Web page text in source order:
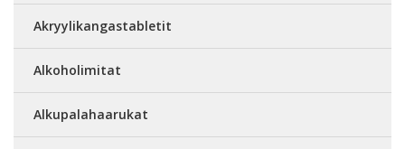
Akryylikangastabletit
Alkoholimitat
Alkupalahaarukat